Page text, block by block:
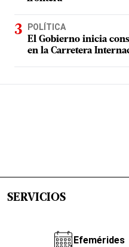
POLÍTICA
El Gobierno inicia
en la Carretera
SERVICIOS
Efemérides